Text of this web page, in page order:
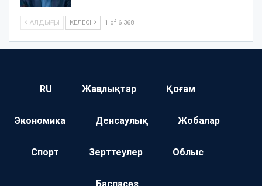
АЛДЫҢҒЫ КЕЛЕСІ 1 of 6 368
RU Жаңалықтар Қоғам
Экономика Денсаулық Жобалар
Спорт Зерттеулер Облыс